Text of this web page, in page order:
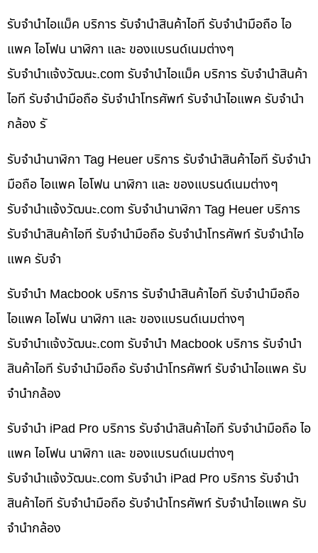
รับจำนำไอแม็ค บริการ รับจำนำสินค้าไอที รับจำนำมือถือ ไอ
แพค ไอโฟน นาฬิกา และ ของแบรนด์เนมต่างๆ
รับจํานําแจ้งวัฒนะ.com รับจำนำไอแม็ค บริการ รับจำนำสินค้า
ไอที รับจำนำมือถือ รับจำนำโทรศัพท์ รับจำนำไอแพค รับจำนำ
กล้อง รั
รับจำนำนาฬิกา Tag Heuer บริการ รับจำนำสินค้าไอที รับจำนำ
มือถือ ไอแพค ไอโฟน นาฬิกา และ ของแบรนด์เนมต่างๆ
รับจํานําแจ้งวัฒนะ.com รับจำนำนาฬิกา Tag Heuer บริการ
รับจำนำสินค้าไอที รับจำนำมือถือ รับจำนำโทรศัพท์ รับจำนำไอ
แพค รับจำ
รับจำนำ Macbook บริการ รับจำนำสินค้าไอที รับจำนำมือถือ
ไอแพค ไอโฟน นาฬิกา และ ของแบรนด์เนมต่างๆ
รับจํานําแจ้งวัฒนะ.com รับจำนำ Macbook บริการ รับจำนำ
สินค้าไอที รับจำนำมือถือ รับจำนำโทรศัพท์ รับจำนำไอแพค รับ
จำนำกล้อง
รับจำนำ iPad Pro บริการ รับจำนำสินค้าไอที รับจำนำมือถือ ไอ
แพค ไอโฟน นาฬิกา และ ของแบรนด์เนมต่างๆ
รับจํานําแจ้งวัฒนะ.com รับจำนำ iPad Pro บริการ รับจำนำ
สินค้าไอที รับจำนำมือถือ รับจำนำโทรศัพท์ รับจำนำไอแพค รับ
จำนำกล้อง